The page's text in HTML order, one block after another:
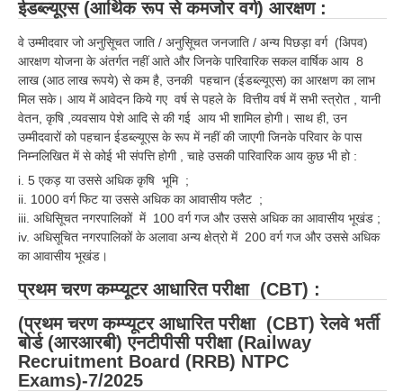
ईडब्ल्यूएस (आर्थिक रूप से कमजोर वर्ग) आरक्षण :
वे उम्मीदवार जो अनुसूिचत जाति / अनुसूिचत जनजाति / अन्य पिछड़ा वर्ग (अिपव)
आरक्षण योजना के अंतर्गत नहीं आते और जिनके पारिवारिक सकल वार्षिक आय 8
लाख (आठ लाख रूपये) से कम है, उनकी पहचान (ईडब्ल्यूएस) का आरक्षण का लाभ
मिल सके। आय में आवेदन किये गए वर्ष से पहले के वित्तीय वर्ष में सभी स्त्रोत , यानी
वेतन, कृषि ,व्यवसाय पेशे आदि से की गई आय भी शामिल होगी। साथ ही, उन
उम्मीदवारों को पहचान ईडब्ल्यूएस के रूप में नहीं की जाएगी जिनके परिवार के पास
निम्नलिखित में से कोई भी संपत्ति होगी , चाहे उसकी पारिवारिक आय कुछ भी हो :
i. 5 एकड़ या उससे अधिक कृषि भूमि ;
ii. 1000 वर्ग फिट या उससे अधिक का आवासीय फ्लैट ;
iii. अधिसूिचत नगरपालिकों में 100 वर्ग गज और उससे अधिक का आवासीय भूखंड ;
iv. अधिसूचित नगरपालिकों के अलावा अन्य क्षेत्रो में 200 वर्ग गज और उससे अधिक
का आवासीय भूखंड।
प्रथम चरण कम्प्यूटर आधारित परीक्षा (CBT) :
(प्रथम चरण कम्प्यूटर आधारित परीक्षा (CBT) रेलवे भर्ती
बोर्ड (आरआरबी) एनटीपीसी परीक्षा (Railway
Recruitment Board (RRB) NTPC
Exams)-7/2025